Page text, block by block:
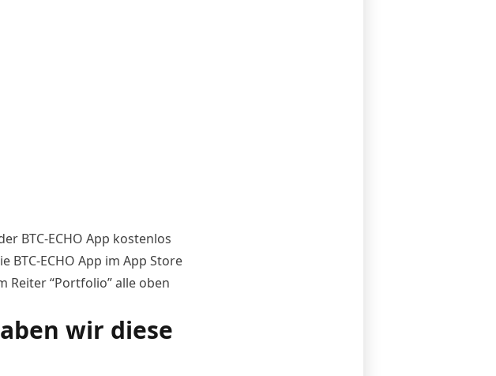
BTC-ECHO App kostenlos
ECHO App im App Store
Reiter “Portfolio” alle oben
wir diese